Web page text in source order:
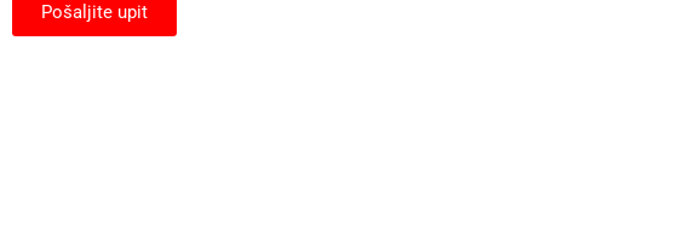
Pošaljite upit